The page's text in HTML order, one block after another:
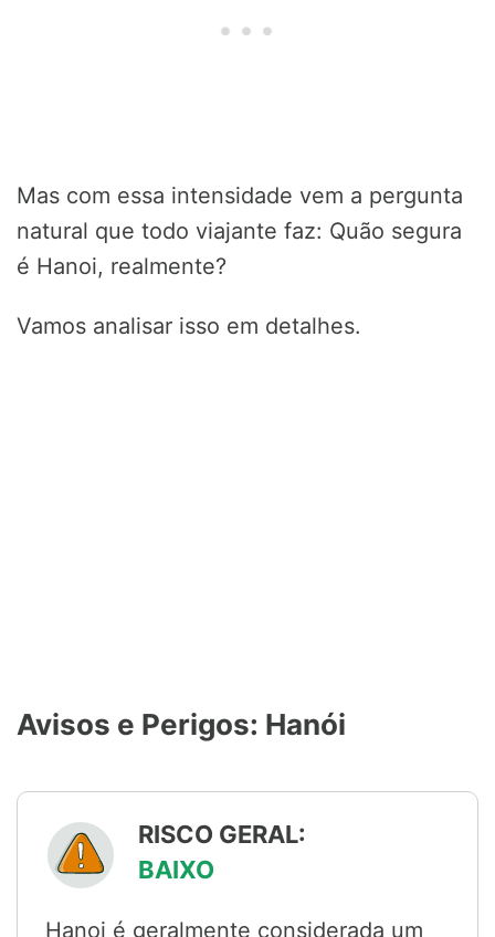
Mas com essa intensidade vem a pergunta
natural que todo viajante faz: Quão segura
é Hanoi, realmente?
Vamos analisar isso em detalhes.
Avisos e Perigos: Hanói
RISCO GERAL:
BAIXO
Hanoi é geralmente considerada um